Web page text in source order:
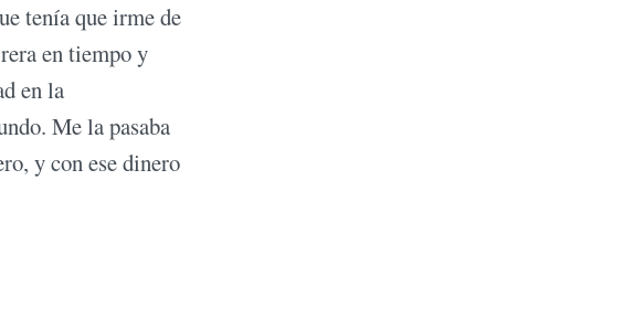
tenía que irme de
en tiempo y
en la
Me la pasaba
y con ese dinero